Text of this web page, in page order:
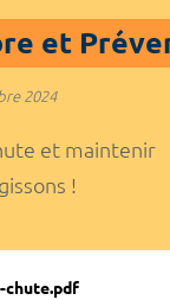
et
2024
et maintenir
!